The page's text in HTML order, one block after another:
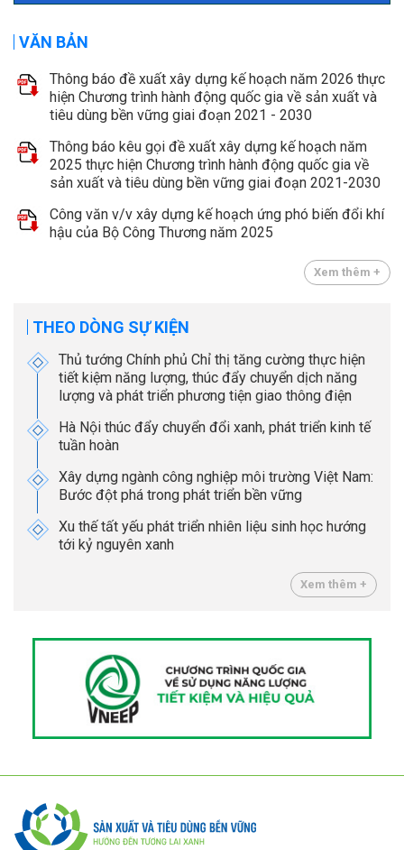
VĂN BẢN
Thông báo đề xuất xây dựng kế hoạch năm 2026 thực
hiện Chương trình hành động quốc gia về sản xuất và
tiêu dùng bền vững giai đoạn 2021 - 2030
Thông báo kêu gọi đề xuất xây dựng kế hoạch năm
2025 thực hiện Chương trình hành động quốc gia về
sản xuất và tiêu dùng bền vững giai đoạn 2021-2030
Công văn v/v xây dựng kế hoạch ứng phó biến đổi khí
hậu của Bộ Công Thương năm 2025
Xem thêm +
THEO DÒNG SỰ KIỆN
Thủ tướng Chính phủ Chỉ thị tăng cường thực hiện
tiết kiệm năng lượng, thúc đẩy chuyển dịch năng
lượng và phát triển phương tiện giao thông điện
Hà Nội thúc đẩy chuyển đổi xanh, phát triển kinh tế
tuần hoàn
Xây dựng ngành công nghiệp môi trường Việt Nam:
Bước đột phá trong phát triển bền vững
Xu thế tất yếu phát triển nhiên liệu sinh học hướng
tới kỷ nguyên xanh
Xem thêm +